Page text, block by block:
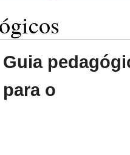
Guia
para o